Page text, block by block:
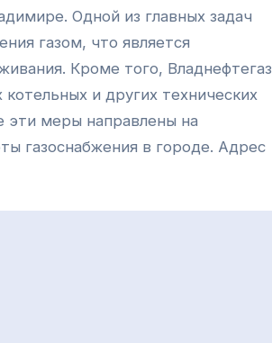
Одной из главных задач
газом, что является
Кроме того, Владнефтегаз
и других технических
эти меры направлены на
газоснабжения в городе. Адрес